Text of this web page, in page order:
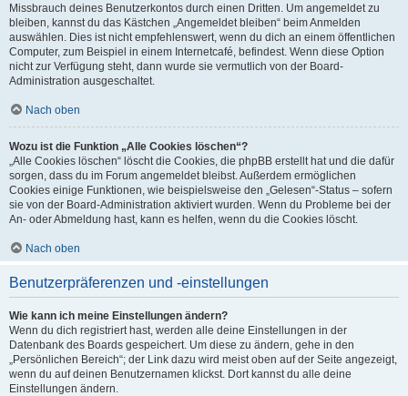
Missbrauch deines Benutzerkontos durch einen Dritten. Um angemeldet zu
bleiben, kannst du das Kästchen „Angemeldet bleiben“ beim Anmelden
auswählen. Dies ist nicht empfehlenswert, wenn du dich an einem öffentlichen
Computer, zum Beispiel in einem Internetcafé, befindest. Wenn diese Option
nicht zur Verfügung steht, dann wurde sie vermutlich von der Board-
Administration ausgeschaltet.
Nach oben
Wozu ist die Funktion „Alle Cookies löschen“?
„Alle Cookies löschen“ löscht die Cookies, die phpBB erstellt hat und die dafür
sorgen, dass du im Forum angemeldet bleibst. Außerdem ermöglichen
Cookies einige Funktionen, wie beispielsweise den „Gelesen“-Status – sofern
sie von der Board-Administration aktiviert wurden. Wenn du Probleme bei der
An- oder Abmeldung hast, kann es helfen, wenn du die Cookies löscht.
Nach oben
Benutzerpräferenzen und -einstellungen
Wie kann ich meine Einstellungen ändern?
Wenn du dich registriert hast, werden alle deine Einstellungen in der
Datenbank des Boards gespeichert. Um diese zu ändern, gehe in den
„Persönlichen Bereich“; der Link dazu wird meist oben auf der Seite angezeigt,
wenn du auf deinen Benutzernamen klickst. Dort kannst du alle deine
Einstellungen ändern.